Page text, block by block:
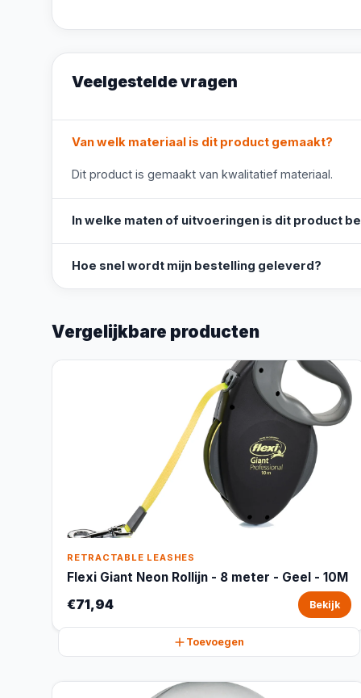
Veelgestelde vragen
Van welk materiaal is dit product gemaakt?
Dit product is gemaakt van kwalitatief materiaal.
In welke maten of uitvoeringen is dit product
Hoe snel wordt mijn bestelling geleverd?
Vergelijkbare producten
RETRACTABLE LEASHES
Flexi Giant Neon Rollijn - 8 meter - Geel - 10M
€71,94 Bekijk
Toevoegen